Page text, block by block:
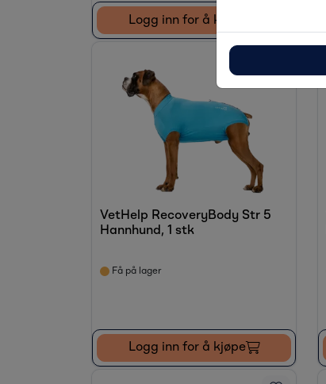
Logg inn for å kjøpe
VetHelp RecoveryBody Str 5
Hannhund, 1 stk
Få på lager
Logg inn for å kjøpe